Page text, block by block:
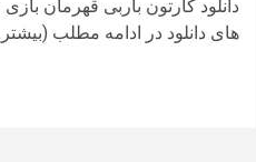
دانلود کارتون باربی قهرمان
های دانلود در ادامه مطلب